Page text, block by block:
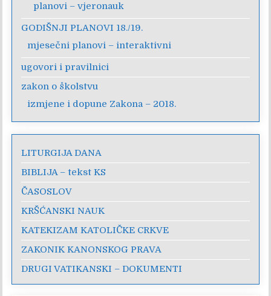
planovi – vjeronauk
GODIŠNJI PLANOVI 18./19.
mjesečni planovi – interaktivni
ugovori i pravilnici
zakon o školstvu
izmjene i dopune Zakona – 2018.
LITURGIJA DANA
BIBLIJA – tekst KS
ČASOSLOV
KRŠĆANSKI NAUK
KATEKIZAM KATOLIČKE CRKVE
ZAKONIK KANONSKOG PRAVA
DRUGI VATIKANSKI – DOKUMENTI